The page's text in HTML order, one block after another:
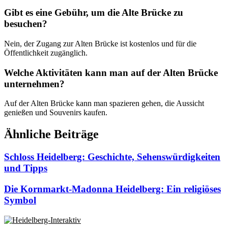
Gibt es eine Gebühr, um die Alte Brücke zu
besuchen?
Nein, der Zugang zur Alten Brücke ist kostenlos und für die
Öffentlichkeit zugänglich.
Welche Aktivitäten kann man auf der Alten Brücke
unternehmen?
Auf der Alten Brücke kann man spazieren gehen, die Aussicht
genießen und Souvenirs kaufen.
Ähnliche Beiträge
Schloss Heidelberg: Geschichte, Sehenswürdigkeiten
und Tipps
Die Kornmarkt-Madonna Heidelberg: Ein religiöses
Symbol